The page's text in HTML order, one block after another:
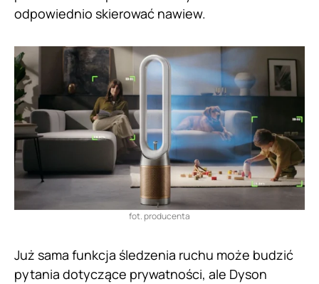
odpowiednio skierować nawiew.
fot. producenta
Już sama funkcja śledzenia ruchu może budzić
pytania dotyczące prywatności, ale Dyson